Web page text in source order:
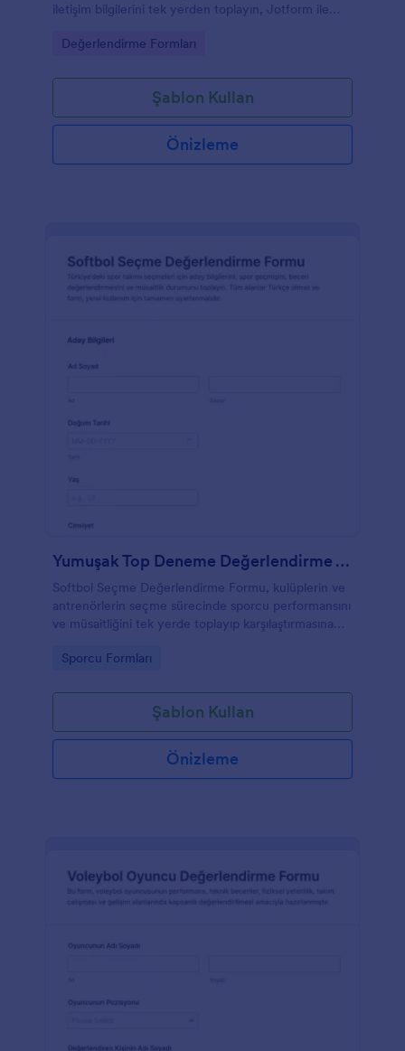
iletişim bilgilerini tek yerden toplayın, Jotform ile
Go to Category:
Değerlendirme Formları
Şablon Kullan
Önizleme
Yumuşak Top Deneme Değerlendirme Anketi
Softbol Seçme Değerlendirme Formu, kulüplerin ve
antrenörlerin seçme sürecinde sporcu performansını
ve müsaitliğini tek yerde toplayıp karşılaştırmasına
Go to Category:
Sporcu Formları
Şablon Kullan
Önizleme